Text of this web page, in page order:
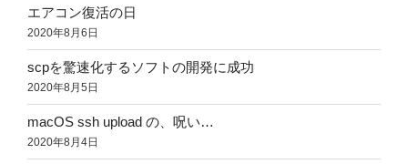
エアコン復活の日
2020年8月6日
scpを驚速化するソフトの開発に成功
2020年8月5日
macOS ssh upload の、呪い…
2020年8月4日